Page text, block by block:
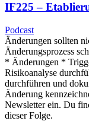
IF225 –
Podcast
Änderungen sollten
Änderungsprozess
* Änderungen *
Risikoanalyse
durchführen und
Änderung
Newsletter ein. Du
dieser Folge.